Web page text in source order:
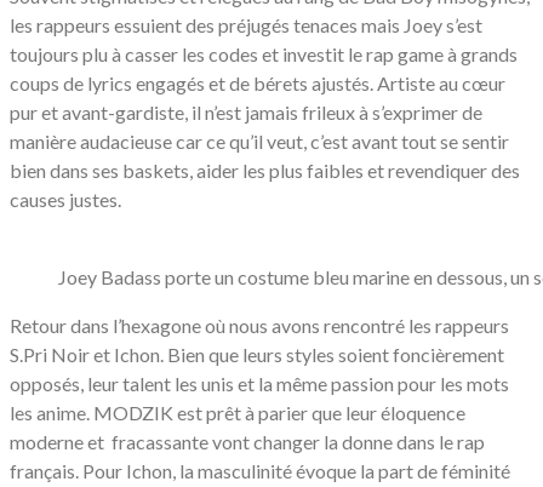
les rappeurs essuient des préjugés tenaces mais Joey s’est
toujours plu à casser les codes et investit le rap game à grands
coups de lyrics engagés et de bérets ajustés. Artiste au cœur
pur et avant-gardiste, il n’est jamais frileux à s’exprimer de
manière audacieuse car ce qu’il veut, c’est avant tout se sentir
bien dans ses baskets, aider les plus faibles et revendiquer des
causes justes.
Joey Badass porte un costume bleu marine en dessous,
Retour dans l’hexagone où nous avons rencontré les rappeurs
S.Pri Noir et Ichon. Bien que leurs styles soient foncièrement
opposés, leur talent les unis et la même passion pour les mots
les anime. MODZIK est prêt à parier que leur éloquence
moderne et fracassante vont changer la donne dans le rap
français. Pour Ichon, la masculinité évoque la part de féminité